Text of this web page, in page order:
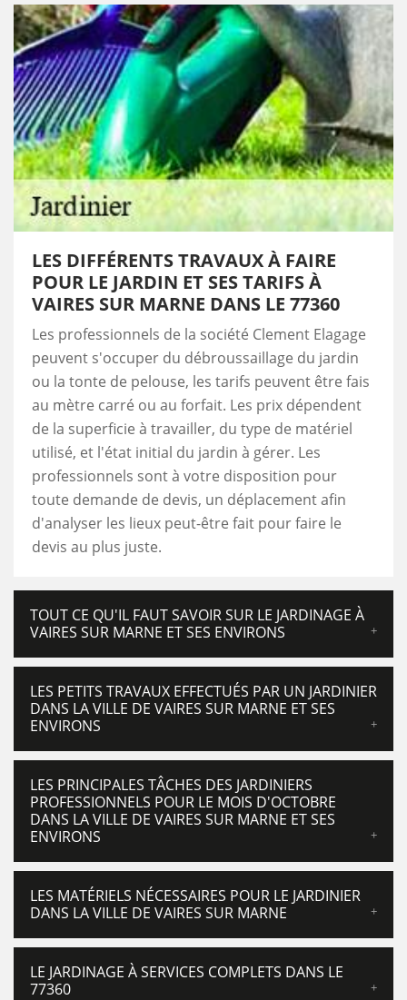
LES DIFFÉRENTS TRAVAUX À FAIRE
POUR LE JARDIN ET SES TARIFS À
VAIRES SUR MARNE DANS LE 77360
Les professionnels de la société Clement Elagage
peuvent s'occuper du débroussaillage du jardin
ou la tonte de pelouse, les tarifs peuvent être fais
au mètre carré ou au forfait. Les prix dépendent
de la superficie à travailler, du type de matériel
utilisé, et l'état initial du jardin à gérer. Les
professionnels sont à votre disposition pour
toute demande de devis, un déplacement afin
d'analyser les lieux peut-être fait pour faire le
devis au plus juste.
TOUT CE QU'IL FAUT SAVOIR SUR LE JARDINAGE À
VAIRES SUR MARNE ET SES ENVIRONS
LES PETITS TRAVAUX EFFECTUÉS PAR UN JARDINIER
DANS LA VILLE DE VAIRES SUR MARNE ET SES
ENVIRONS
LES PRINCIPALES TÂCHES DES JARDINIERS
PROFESSIONNELS POUR LE MOIS D'OCTOBRE
DANS LA VILLE DE VAIRES SUR MARNE ET SES
ENVIRONS
LES MATÉRIELS NÉCESSAIRES POUR LE JARDINIER
DANS LA VILLE DE VAIRES SUR MARNE
LE JARDINAGE À SERVICES COMPLETS DANS LE
77360